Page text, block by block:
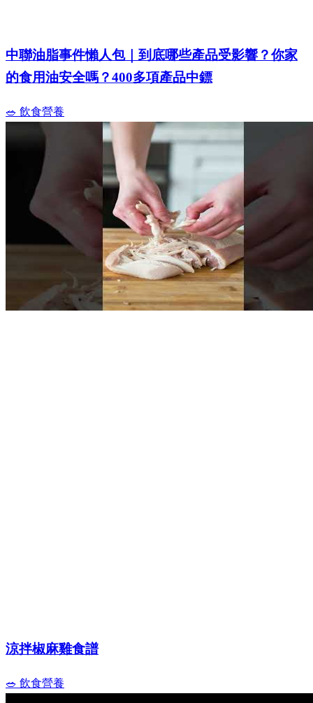
中聯油脂事件懶人包｜到底哪些產品受影響？你家
的食用油安全嗎？400多項產品中鏢
🥗 飲食營養
涼拌椒麻雞食譜
🥗 飲食營養